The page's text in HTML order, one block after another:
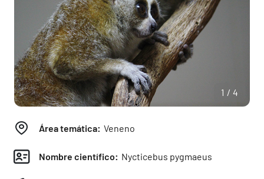
1/4
Área temática: Veneno
Nombre científico: Nycticebus pygmaeus